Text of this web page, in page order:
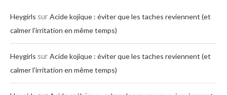
Heygirls surAcide kojique : éviter que les taches reviennent (et
calmer l’irritation en même temps)
Heygirls surAcide kojique : éviter que les taches reviennent (et
calmer l’irritation en même temps)